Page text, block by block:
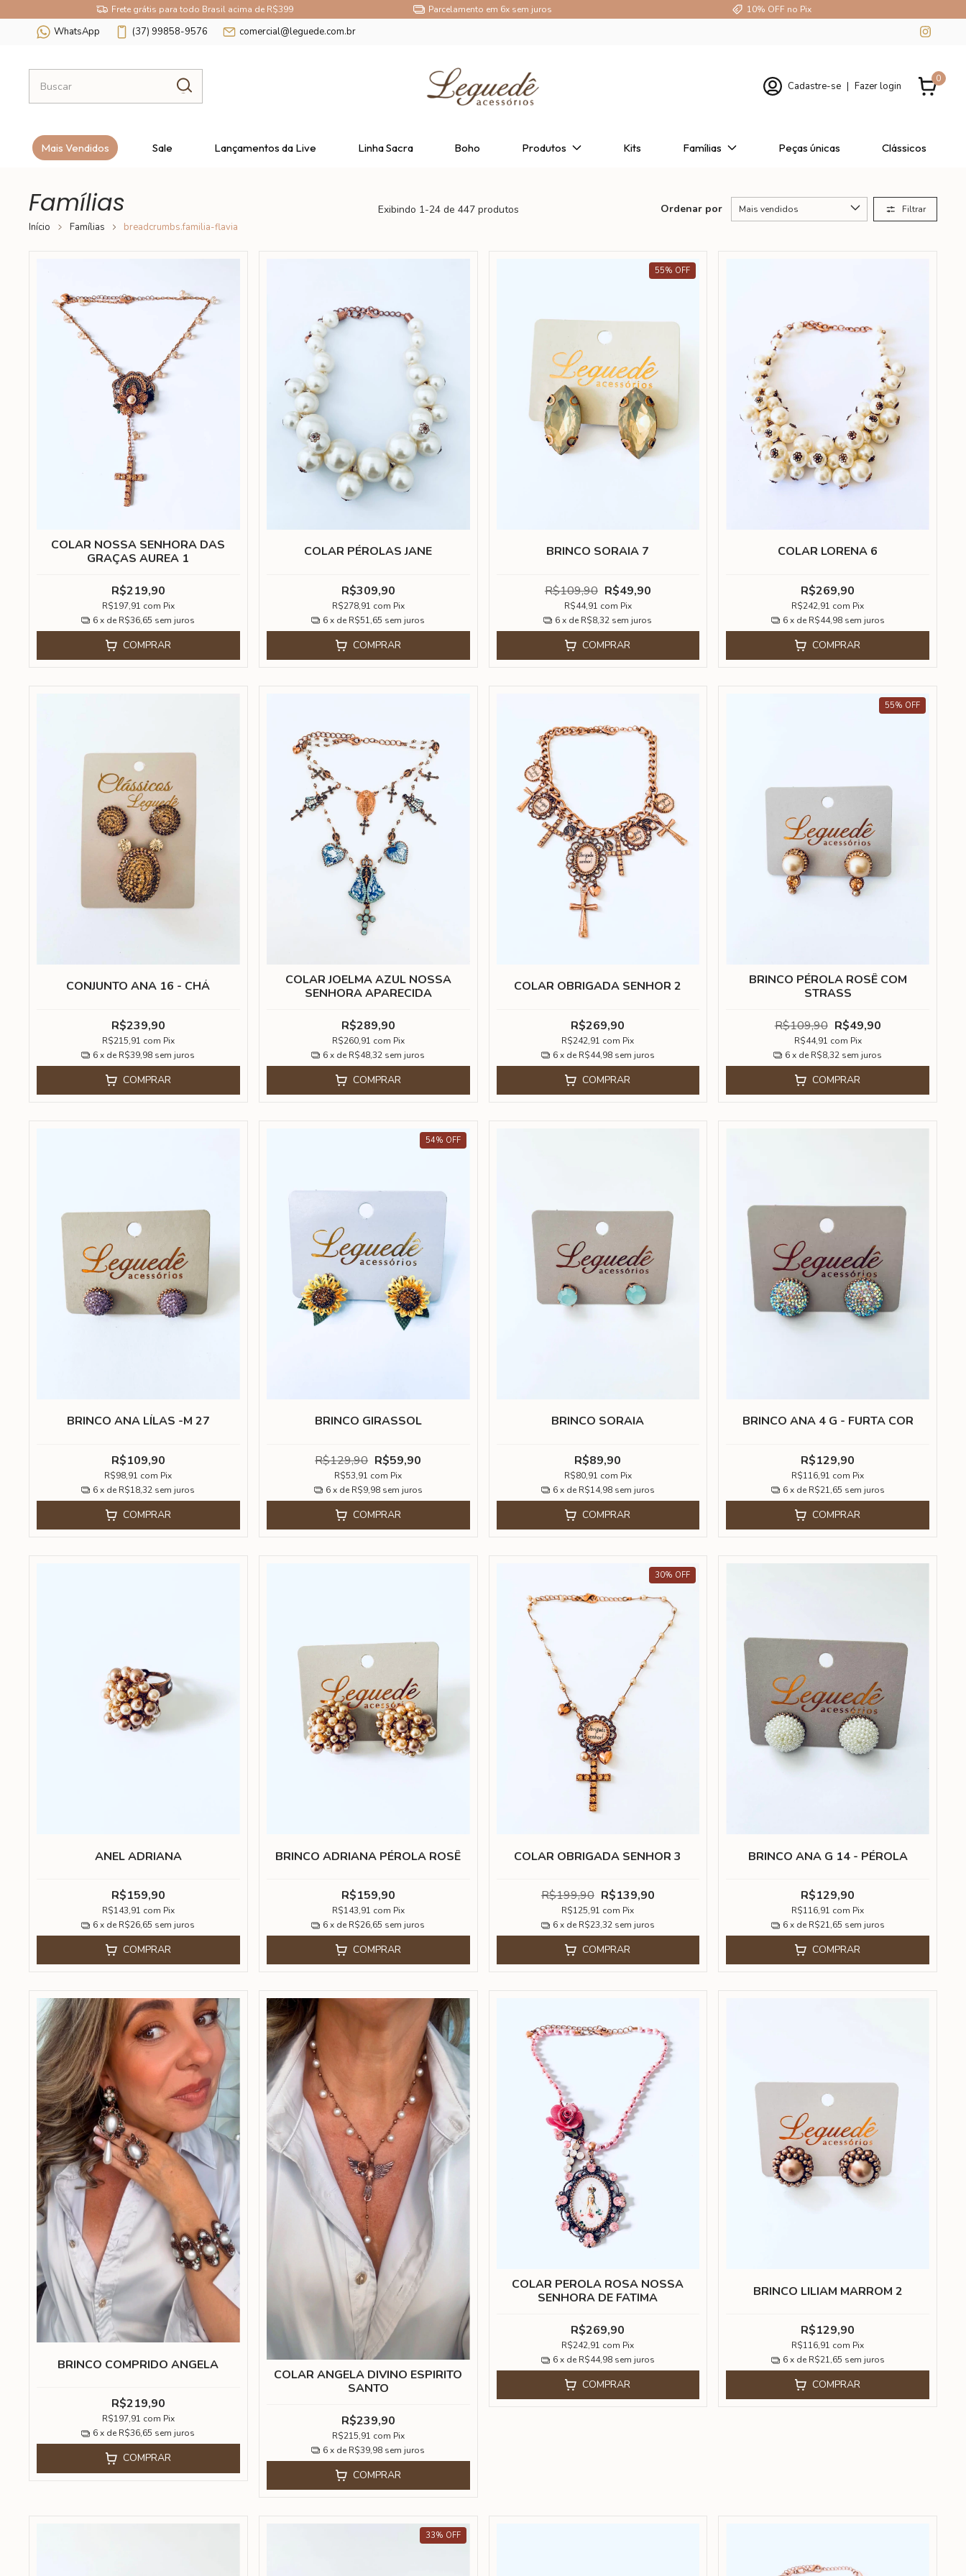
Frete grátis para todo Brasil acima de R$399 Parcelamento em 6x sem juros 10% OFF no Pix
WhatsApp (37) 99858-9576 comercial@leguede.com.br
Cadastre-se | Fazer login
0
Mais Vendidos Sale Lançamentos da Live Linha Sacra Boho Produtos Kits Famílias Peças únicas Clássicos
Famílias
Início Famílias breadcrumbs.familia-flavia
Exibindo 1-24 de 447 produtos Ordenar por Filtrar
COLAR NOSSA SENHORA DAS
GRAÇAS AUREA 1
R$219,90
R$197,91 com Pix
6 x de R$36,65 sem juros
COMPRAR
COLAR PÉROLAS JANE
R$309,90
R$278,91 com Pix
6x de R$51,65 sem juros
COMPRAR
55% OFF
BRINCO SORAIA 7
R$109,90 R$49,90
R$44,91 com Pix
6 x de R$8,32 sem juros
COMPRAR
COLAR LORENA 6
R$269,90
R$242,91 com Pix
6 x de R$44,98 sem juros
COMPRAR
CONJUNTO ANA 16 - CHÁ
R$239,90
R$215,91 com Pix
6 x de R$39,98 sem juros
COMPRAR
COLAR JOELMA AZUL NOSSA
SENHORA APARECIDA
R$289,90
R$260,91 com Pix
6x de R$48,32 sem juros
COMPRAR
COLAR OBRIGADA SENHOR 2
R$269,90
R$242,91 com Pix
6x de R$44,98 sem juros
COMPRAR
55% OFF
BRINCO PÉROLA ROSÊ COM
STRASS
R$109,90 R$49,90
R$44,91 com Pix
6x de R$8,32 sem juros
COMPRAR
BRINCO ANA LÍLAS -M 27
R$109,90
R$98,91 com Pix
6 x de R$18,32 sem juros
COMPRAR
54% OFF
BRINCO GIRASSOL
R$129,90 R$59,90
R$53,91 com Pix
6 x de R$9,98 sem juros
COMPRAR
BRINCO SORAIA
R$89,90
R$80,91 com Pix
6x de R$14,98 sem juros
COMPRAR
BRINCO ANA 4 G - FURTA COR
R$129,90
R$116,91 com Pix
6 x de R$21,65 sem juros
COMPRAR
ANEL ADRIANA
R$159,90
R$143,91 com Pix
6 x de R$26,65 sem juros
COMPRAR
BRINCO ADRIANA PÉROLA ROSÊ
R$159,90
R$143,91 com Pix
6x de R$26,65 sem juros
COMPRAR
30% OFF
COLAR OBRIGADA SENHOR 3
R$199,90 R$139,90
R$125,91 com Pix
6x de R$23,32 sem juros
COMPRAR
BRINCO ANA G 14 - PÉROLA
R$129,90
R$116,91 com Pix
6 x de R$21,65 sem juros
COMPRAR
BRINCO COMPRIDO ANGELA
R$219,90
R$197,91 com Pix
6 x de R$36,65 sem juros
COMPRAR
COLAR ANGELA DIVINO ESPIRITO
SANTO
R$239,90
R$215,91 com Pix
6x de R$39,98 sem juros
COMPRAR
COLAR PEROLA ROSA NOSSA
SENHORA DE FATIMA
R$269,90
R$242,91 com Pix
6x de R$44,98 sem juros
COMPRAR
BRINCO LILIAM MARROM 2
R$129,90
R$116,91 com Pix
6 x de R$21,65 sem juros
COMPRAR
33% OFF